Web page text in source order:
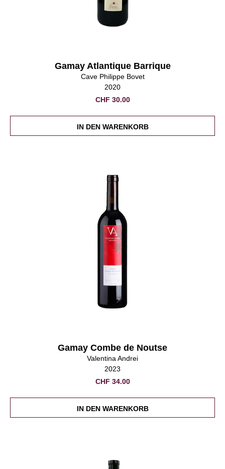
Gamay Atlantique Barrique
Cave Philippe Bovet
2020
CHF 30.00
IN DEN WARENKORB
Gamay Combe de Noutse
Valentina Andrei
2023
CHF 34.00
IN DEN WARENKORB